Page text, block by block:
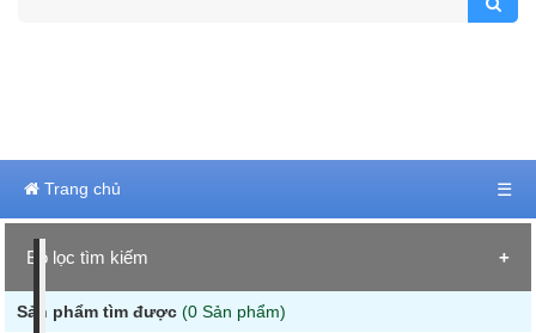
Trang chủ ☰
Bộ lọc tìm kiếm
Danh mục :
Sản phẩm tìm được(0 Sản phẩm)